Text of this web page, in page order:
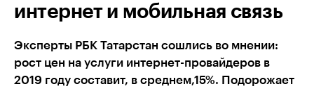
интернет и мобильная связь
Эксперты РБК Татарстан сошлись во мнении:
рост цен на услуги интернет-провайдеров в
2019 году составит, в среднем,15%. Подорожает